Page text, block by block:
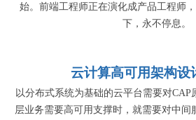
始。前端工程师正在演化成产品工程师
下，永不停息。
云计算高可用架构设
以分布式系统为基础的云平台需要对CAP
层业务需要高可用支撑时，就需要对中间